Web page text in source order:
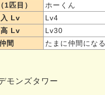
1匹目）
ホーくん
入 Lv
Lv4
Lv
Lv30
間
たまに仲間になる
モンズタワー